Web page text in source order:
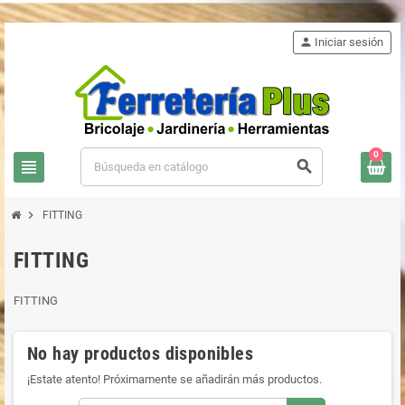
view_headline search
person Iniciar sesión
0
chevron_right FITTING
FITTING
FITTING
No hay productos disponibles
¡Estate atento! Próximamente se añadirán más productos.